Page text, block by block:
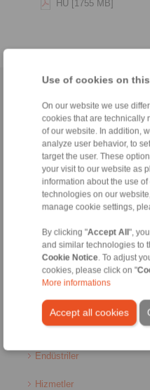
Use of cookies on
On our website we use
cookies that are technically
of our website. In addition,
analyze user behavior, to
target the user. These
your visit to our website as
information about the use
technologies on our
manage cookie settings,
By clicking "Accept All",
and similar technologies to
Cookie Notice . To adjust
cookies, please click on "
More informations
Accept all cookies
HU [1755 MB]
Ürünler
Tek Yönlü Kavramalar
Frenler
Konik Kilit Sistemleri
Ağır Hizmet Kaplinler
Endüstriyel Kaplinler
Hassas Kaplinler
Hassas Bağlama Fikstürleri
Endüstriler
Hizmetler